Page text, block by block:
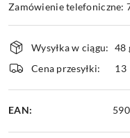
Zamówienie telefoniczne:
Dostępność
i
dostawa
Wysyłka w ciągu: 48
Cena przesyłki:
13
EAN: